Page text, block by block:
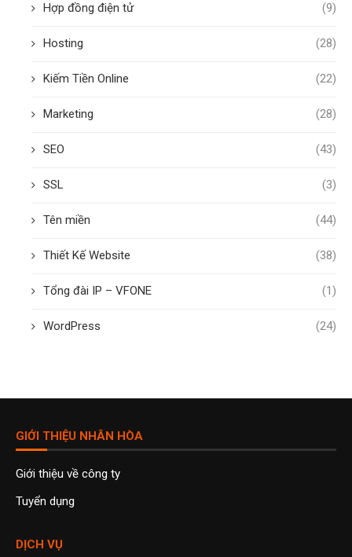
Hợp đồng điện tử (9)
Hosting (28)
Kiếm Tiền Online (22)
Marketing (28)
SEO (43)
SSL (3)
Tên miền (44)
Thiết Kế Website (38)
Tổng đài IP – VFONE (1)
WordPress (24)
GIỚI THIỆU NHÂN HÒA
Giới thiệu về công ty
Tuyển dụng
DỊCH VỤ